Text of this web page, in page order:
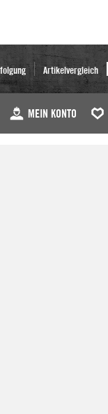
Artikelvergleich
MEIN KONTO